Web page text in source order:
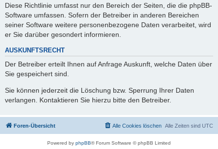
Diese Richtlinie umfasst nur den Bereich der Seiten, die die phpBB-
Software umfassen. Sofern der Betreiber in anderen Bereichen
seiner Software weitere personenbezogene Daten verarbeitet, wird
er Sie darüber gesondert informieren.
AUSKUNFTSRECHT
Der Betreiber erteilt Ihnen auf Anfrage Auskunft, welche Daten über
Sie gespeichert sind.
Sie können jederzeit die Löschung bzw. Sperrung Ihrer Daten
verlangen. Kontaktieren Sie hierzu bitte den Betreiber.
Foren-Übersicht Alle Zeiten sind UTC
Alle Cookies löschen
Powered by phpBB® Forum Software © phpBB Limited